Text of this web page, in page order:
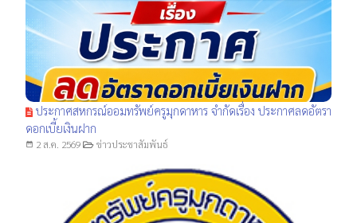
ประกาศสหกรณ์ออมทรัพย์ครูมุกดาหาร จำกัดเรื่อง ประกาศลดอัตรา
ดอกเบี้ยเงินฝาก
date_range 2 ส.ค. 2569 ข่าวประชาสัมพันธ์